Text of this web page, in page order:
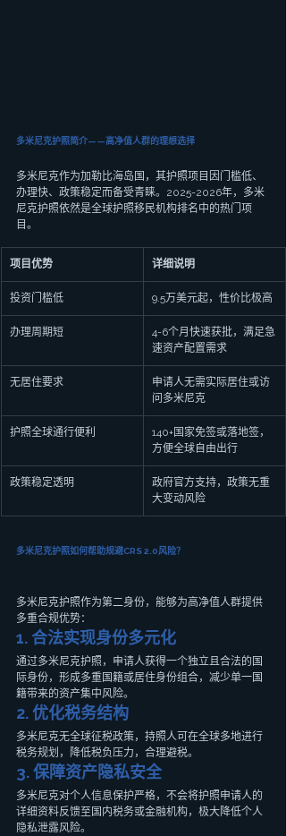
多米尼克护照简介——高净值人群的理想选择
多米尼克作为加勒比海岛国，其护照项目因门槛低、
办理快、政策稳定而备受青睐。2025-2026年，多米
尼克护照依然是全球护照移民机构排名中的热门项
目。
项目优势 详细说明
投资门槛低 9.5万美元起，性价比极高
办理周期短
4-6个月快速获批，满足急
速资产配置需求
无居住要求
申请人无需实际居住或访
问多米尼克
护照全球通行便利
140+国家免签或落地签，
方便全球自由出行
政策稳定透明
政府官方支持，政策无重
大变动风险
多米尼克护照如何帮助规避CRS 2.0风险？
多米尼克护照作为第二身份，能够为高净值人群提供
多重合规优势：
1. 合法实现身份多元化
通过多米尼克护照，申请人获得一个独立且合法的国
际身份，形成多重国籍或居住身份组合，减少单一国
籍带来的资产集中风险。
2. 优化税务结构
多米尼克无全球征税政策，持照人可在全球多地进行
税务规划，降低税负压力，合理避税。
3. 保障资产隐私安全
多米尼克对个人信息保护严格，不会将护照申请人的
详细资料反馈至国内税务或金融机构，极大降低个人
隐私泄露风险。